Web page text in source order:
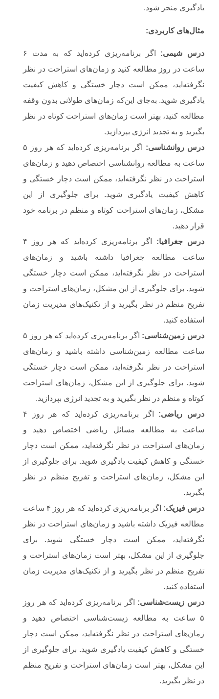
یادگیری منجر شود.
مثال‌های کاربردی:
درس شیمی:
اگر برنامه‌ریزی کرده‌اید که به مدت ۶
ساعت در روز مطالعه کنید و زمان‌های استراحت در نظر
نگرفته‌اید، ممکن است دچار خستگی و کاهش کیفیت
یادگیری شوید. به‌جای این‌که زمان‌های طولانی بدون وقفه
مطالعه کنید، بهتر است زمان‌های استراحت کوتاه در نظر
بگیرید و به تجدید انرژی بپردازید.
درس روانشناسی:
اگر برنامه‌ریزی کرده‌اید که هر روز ۵
ساعت به مطالعه روانشناسی اختصاص دهید و زمان‌های
استراحت در نظر نگرفته‌اید، ممکن است دچار خستگی و
کاهش کیفیت یادگیری شوید. برای جلوگیری از این
مشکل، زمان‌های استراحت کوتاه و منظم در برنامه خود
قرار دهید.
درس جغرافیا:
اگر برنامه‌ریزی کرده‌اید که هر روز ۴
ساعت مطالعه جغرافیا داشته باشید و زمان‌های
استراحت در نظر نگرفته‌اید، ممکن است دچار خستگی
شوید. برای جلوگیری از این مشکل، زمان‌های استراحت و
تفریح منظم در نظر بگیرید و از تکنیک‌های مدیریت زمان
استفاده کنید.
درس زمین‌شناسی:
اگر برنامه‌ریزی کرده‌اید که هر روز ۵
ساعت مطالعه زمین‌شناسی داشته باشید و زمان‌های
استراحت در نظر نگرفته‌اید، ممکن است دچار خستگی
شوید. برای جلوگیری از این مشکل، زمان‌های استراحت
کوتاه و منظم در نظر بگیرید و به تجدید انرژی بپردازید.
درس ریاضی:
اگر برنامه‌ریزی کرده‌اید که هر روز ۴
ساعت به مطالعه مسائل ریاضی اختصاص دهید و
زمان‌های استراحت در نظر نگرفته‌اید، ممکن است دچار
خستگی و کاهش کیفیت یادگیری شوید. برای جلوگیری از
این مشکل، زمان‌های استراحت و تفریح منظم در نظر
بگیرید.
درس فیزیک:
اگر برنامه‌ریزی کرده‌اید که هر روز ۴ ساعت
مطالعه فیزیک داشته باشید و زمان‌های استراحت در نظر
نگرفته‌اید، ممکن است دچار خستگی شوید. برای
جلوگیری از این مشکل، بهتر است زمان‌های استراحت و
تفریح منظم در نظر بگیرید و از تکنیک‌های مدیریت زمان
استفاده کنید.
درس زیست‌شناسی: اگر برنامه‌ریزی کرده‌اید که هر روز
۵ ساعت به مطالعه زیست‌شناسی اختصاص دهید و
زمان‌های استراحت در نظر نگرفته‌اید، ممکن است دچار
خستگی و کاهش کیفیت یادگیری شوید. برای جلوگیری از
این مشکل، بهتر است زمان‌های استراحت و تفریح منظم
در نظر بگیرید.